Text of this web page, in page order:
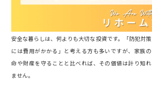
安全な暮らしは、何よりも大切な投資です。「防犯対策
には費用がかかる」と考える方も多いですが、家族の
命や財産を守ることと比べれば、その価値は計り知れ
ません。